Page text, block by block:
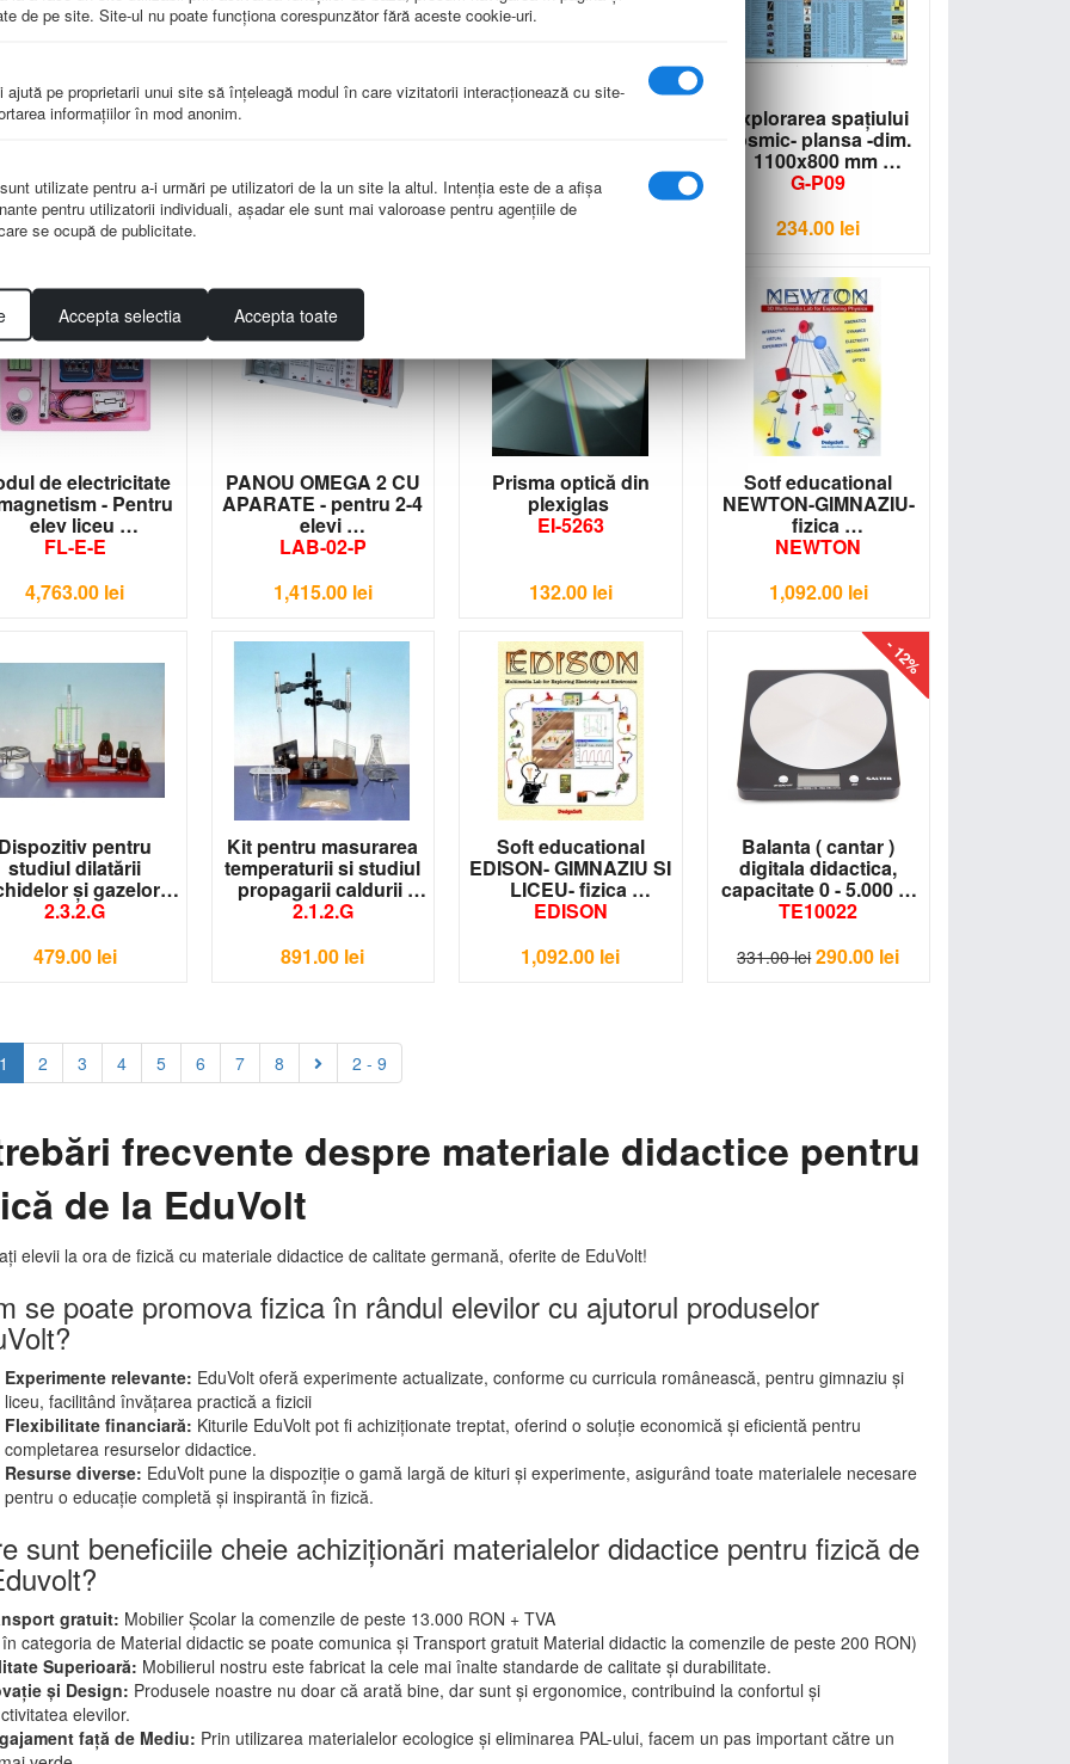
Fenomene
G-P06
234.00 lei
G-P07
234.00
Explorarea spaţiului
cosmic- plansa -dim.
1100x800 mm
G-P09
234.00 lei
de electricitate
- Pentru
elev liceu
FL-E-E
4,763.00 lei
PANOU OMEGA 2 CU
APARATE - pentru 2-4
elevi
LAB-02-P
1,415.00 lei
Prisma optică din
plexiglas
EI-5263
132.00 lei
Sotf educational
NEWTON-GIMNAZIU-
fizica
NEWTON
1,092.00 lei
pentru
studiul dilatării
şi gazelor
2.3.2.G
479.00 lei
Kit pentru masurarea
temperaturii si studiul
propagarii caldurii
2.1.2.G
891.00 lei
Soft educational
EDISON- GIMNAZIU SI
LICEU- fizica
EDISON
1,092.00 lei
- 12%
Balanta ( cantar )
digitala didactica,
capacitate 0 - 5.000 g
TE10022
331.00 lei 290.00 lei
1 2 3 4 5 6 7 8 2 - 9
frecvente despre materiale didactice pentru
de la EduVolt
elevii la ora de fizică cu materiale didactice de calitate germană, oferite de EduVolt!
se poate promova fizica în rândul elevilor cu ajutorul produselor
Experimente relevante: EduVolt oferă experimente actualizate, conforme cu curricula românească, pentru gimnaziu și
liceu, facilitând învățarea practică a fizicii
Flexibilitate financiară: Kiturile EduVolt pot fi achiziționate treptat, oferind o soluție economică și eficientă pentru
completarea resurselor didactice.
Resurse diverse: EduVolt pune la dispoziție o gamă largă de kituri și experimente, asigurând toate materialele necesare
pentru o educație completă și inspirantă în fizică.
sunt beneficiile cheie achiziționări materialelor didactice pentru fizică de
gratuit: Mobilier Școlar la comenzile de peste 13.000 RON + TVA
categoria de Material didactic se poate comunica și Transport gratuit Material didactic la comenzile de peste 200 RON)
Superioară: Mobilierul nostru este fabricat la cele mai înalte standarde de calitate și durabilitate.
și Design: Produsele noastre nu doar că arată bine, dar sunt și ergonomice, contribuind la confortul și
elevilor.
față de Mediu: Prin utilizarea materialelor ecologice și eliminarea PAL-ului, facem un pas important către un
de pe site. Site-ul nu poate funcţiona corespunzător fără aceste cookie-uri.
pe proprietarii unui site să înţeleagă modul în care vizitatorii interacţionează cu site-
informaţiilor în mod anonim.
utilizate pentru a-i urmări pe utilizatori de la un site la altul. Intenţia este de a afişa
pentru utilizatorii individuali, aşadar ele sunt mai valoroase pentru agenţiile de
se ocupă de publicitate.
Accepta selectia Accepta toate